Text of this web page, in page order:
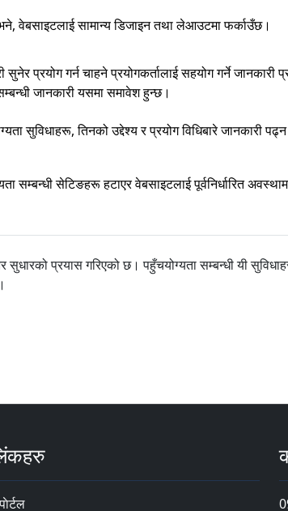
सामान्य डिजाइन तथा लेआउटमा फर्काउँछ।
सुनेर प्रयोग गर्न चाहने प्रयोगकर्तालाई सहयोग गर्ने
जानकारी यसमा समावेश हुन्छ।
सुविधाहरू, तिनको उद्देश्य र प्रयोग विधिबारे जानकारी
सम्बन्धी सेटिङहरू हटाएर वेबसाइटलाई पूर्वनिर्धारित
प्रयास गरिएको छ। पहुँचयोग्यता सम्बन्धी यी